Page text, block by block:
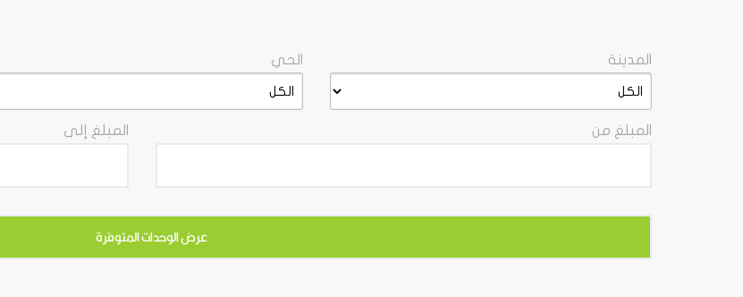
المدينة الحي
المبلغ من المبلغ إلى